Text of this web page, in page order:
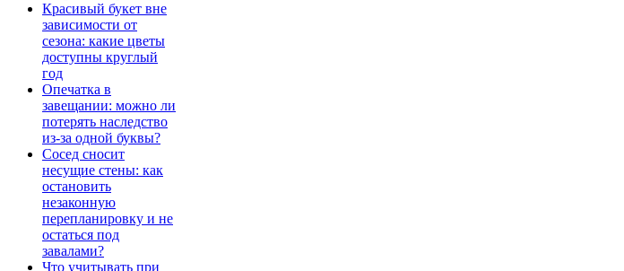
Красивый букет вне
зависимости от
сезона: какие цветы
доступны круглый
год
Опечатка в
завещании: можно ли
потерять наследство
из-за одной буквы?
Сосед сносит
несущие стены: как
остановить
незаконную
перепланировку и не
остаться под
завалами?
Что учитывать при